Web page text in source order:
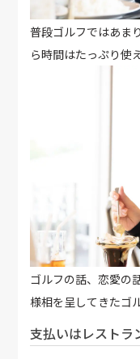
普段ゴルフではあま
ら時間はたっぷり使
ゴルフの話、恋愛の
様相を呈してきたゴ
支払いはレストラ